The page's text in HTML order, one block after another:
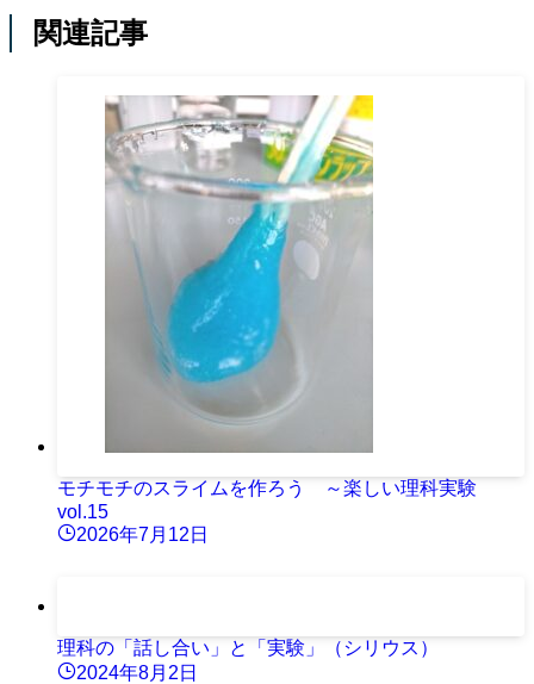
関連記事
モチモチのスライムを作ろう ～楽しい理科実験
vol.15
2026年7月12日
理科の「話し合い」と「実験」（シリウス）
2024年8月2日